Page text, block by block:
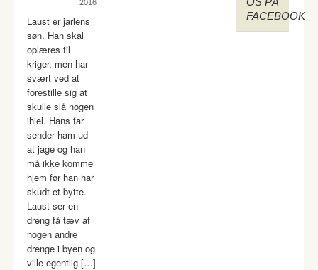
2016
Laust er jarlens
søn. Han skal
oplæres til
kriger, men har
svært ved at
forestille sig at
skulle slå nogen
ihjel. Hans far
sender ham ud
at jage og han
må ikke komme
hjem før han har
skudt et bytte.
Laust ser en
dreng få tæv af
nogen andre
drenge i byen og
ville egentlig […]
FACEBOOK